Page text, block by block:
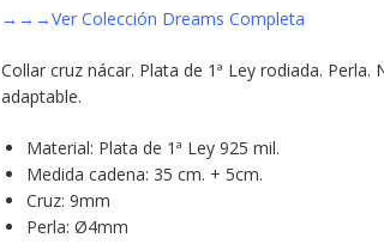
→→→Ver Colección Dreams Completa
Collar cruz nácar. Plata de 1ª Ley rodiada. Perla.
adaptable.
Material: Plata de 1ª Ley 925 mil.
Medida cadena: 35 cm. + 5cm.
Cruz: 9mm
Perla: Ø4mm